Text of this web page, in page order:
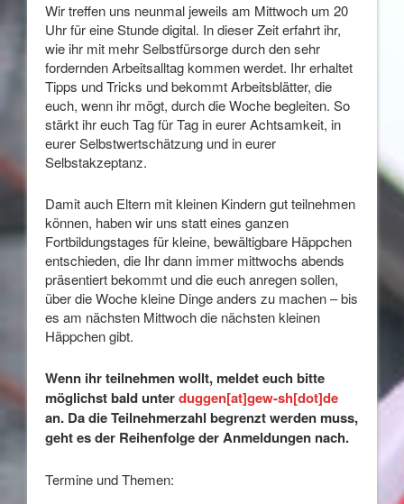
Wir treffen uns neunmal jeweils am Mittwoch um 20
Uhr für eine Stunde digital. In dieser Zeit erfahrt ihr,
wie ihr mit mehr Selbstfürsorge durch den sehr
fordernden Arbeitsalltag kommen werdet. Ihr erhaltet
Tipps und Tricks und bekommt Arbeitsblätter, die
euch, wenn ihr mögt, durch die Woche begleiten. So
stärkt ihr euch Tag für Tag in eurer Achtsamkeit, in
eurer Selbstwertschätzung und in eurer
Selbstakzeptanz.
Damit auch Eltern mit kleinen Kindern gut teilnehmen
können, haben wir uns statt eines ganzen
Fortbildungstages für kleine, bewältigbare Häppchen
entschieden, die Ihr dann immer mittwochs abends
präsentiert bekommt und die euch anregen sollen,
über die Woche kleine Dinge anders zu machen – bis
es am nächsten Mittwoch die nächsten kleinen
Häppchen gibt.
Wenn ihr teilnehmen wollt, meldet euch bitte
möglichst bald unterduggen[at]gew-sh[dot]de
an. Da die Teilnehmerzahl begrenzt werden muss,
geht es der Reihenfolge der Anmeldungen nach.
Termine und Themen: